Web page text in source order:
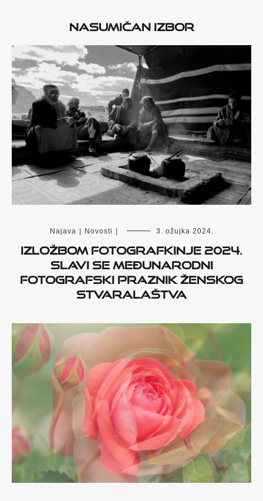
Nasumičan izbor
Najava | Novosti | 3. ožujka 2024.
Izložbom Fotografkinje 2024.
slavi se Međunarodni
fotografski praznik ženskog
stvaralaštva